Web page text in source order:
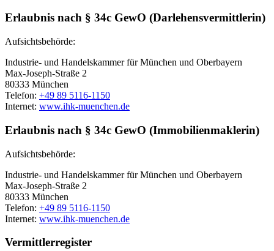
Erlaubnis nach § 34c GewO (Darlehensvermittlerin)
Aufsichtsbehörde:
Industrie- und Handelskammer für München und Oberbayern
Max-Joseph-Straße 2
80333 München
Telefon: +49 89 5116-1150
Internet: www.ihk-muenchen.de
Erlaubnis nach § 34c GewO (Immobilienmaklerin)
Aufsichtsbehörde:
Industrie- und Handelskammer für München und Oberbayern
Max-Joseph-Straße 2
80333 München
Telefon: +49 89 5116-1150
Internet: www.ihk-muenchen.de
Vermittlerregister